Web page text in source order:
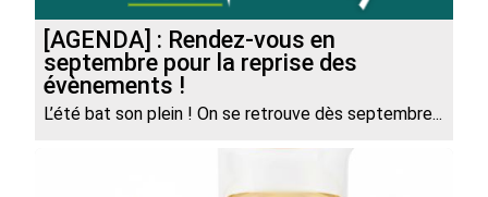
[AGENDA] : Rendez-vous en
septembre pour la reprise des
évènements !
L’été bat son plein ! On se retrouve dès septembre...